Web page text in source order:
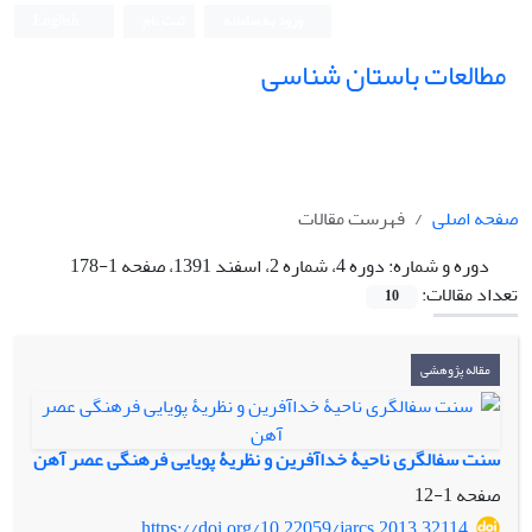
مطالعات باستان شناسی
صفحه اصلی
فهرست مقالات
دوره و شماره:دوره 4، شماره 2، اسفند 1391، صفحه 1-178
تعداد مقالات:
10
مقاله پژوهشی
سنت سفالگری ناحیۀ خداآفرین و نظریۀ پویایی فرهنگی عصر آهن
صفحه1-12